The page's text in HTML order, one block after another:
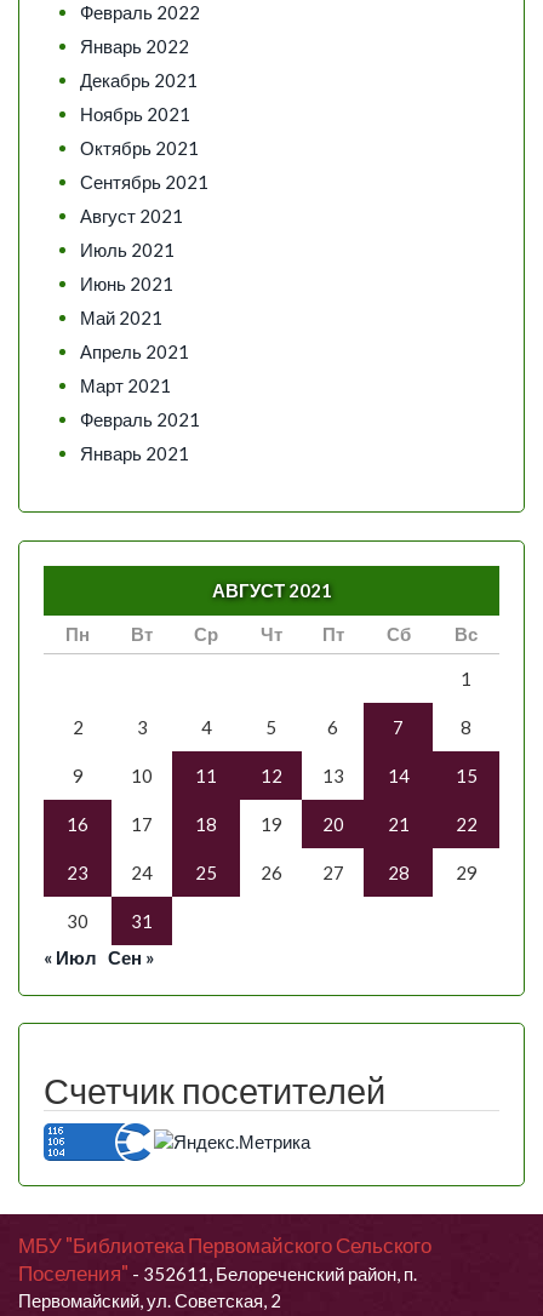
Февраль 2022
Январь 2022
Декабрь 2021
Ноябрь 2021
Октябрь 2021
Сентябрь 2021
Август 2021
Июль 2021
Июнь 2021
Май 2021
Апрель 2021
Март 2021
Февраль 2021
Январь 2021
АВГУСТ 2021
Пн
Вт Ср Чт Пт Сб Вс
1
2 3 4 5 6 7 8
9 10 11 12 13 14 15
16 17 18 19 20 21 22
23 24 25 26 27 28 29
30
31
« Июл Сен »
Счетчик посетителей
МБУ "Библиотека Первомайского Сельского
Поселения" - 352611, Белореченский район, п.
Первомайский, ул. Советская, 2